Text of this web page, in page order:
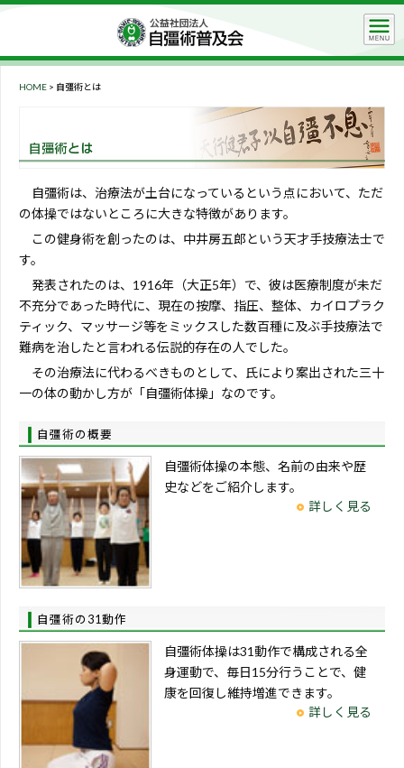
HOME > 自彊術とは
自彊術は、治療法が土台になっているという点において、ただ
の体操ではないところに大きな特徴があります。
この健身術を創ったのは、中井房五郎という天才手技療法士で
す。
発表されたのは、1916年（大正5年）で、彼は医療制度が未だ
不充分であった時代に、現在の按摩、指圧、整体、カイロプラク
ティック、マッサージ等をミックスした数百種に及ぶ手技療法で
難病を治したと言われる伝説的存在の人でした。
その治療法に代わるべきものとして、氏により案出された三十
一の体の動かし方が「自彊術体操」なのです。
自彊術の概要
自彊術体操の本態、名前の由来や歴
史などをご紹介します。
詳しく見る
自彊術の31動作
自彊術体操は31動作で構成される全
身運動で、毎日15分行うことで、健
康を回復し維持増進できます。
詳しく見る